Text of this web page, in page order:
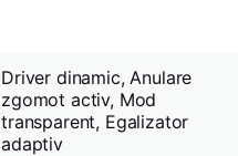
Driver dinamic, Anulare
zgomot activ, Mod
transparent, Egalizator
adaptiv